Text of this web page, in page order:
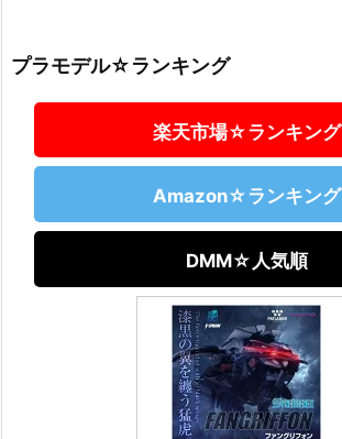
プラモデル☆ランキング
楽天市場☆ランキング
Amazon☆ランキング
DMM☆人気順